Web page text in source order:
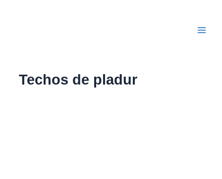
Techos de pladur